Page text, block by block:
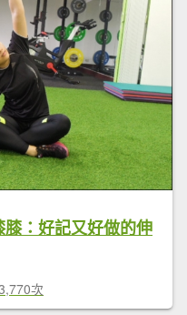
膝：好記又好做的伸
次